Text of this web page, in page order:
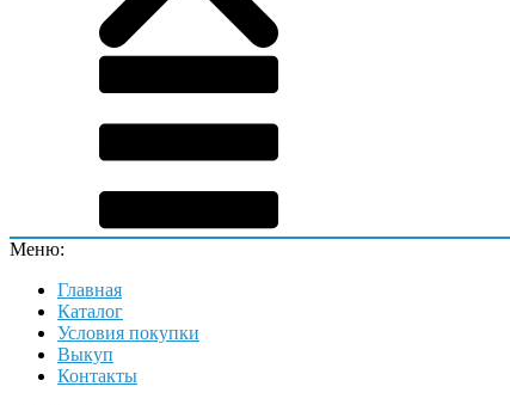
Меню:
Главная
Каталог
Условия покупки
Выкуп
Контакты